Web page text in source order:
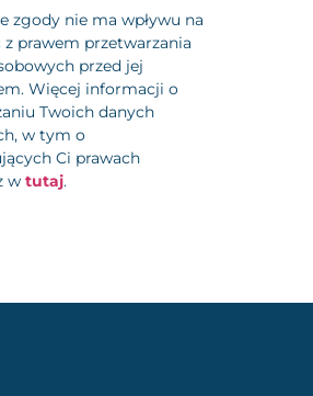
zgody nie ma wpływu na
prawem przetwarzania
przed jej
Więcej informacji o
Twoich danych
w tym o
Ci prawach
w tutaj.